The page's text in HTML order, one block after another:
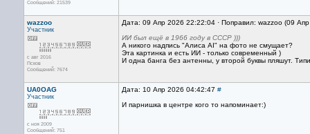
Сообщений: 21539
wazzoo
Участник
с авг 2016
Псков
Сообщений: 7674
Дата: 09 Апр 2026 22:22:04 · Поправил: wazzoo (09
ИИ был ещё в 1966 году в СССР )))
А никого надпись "Алиса AI" на фото не смущает?
Эта картинка и есть ИИ - только современный )
И одна банга без антенны, у второй буквы пляшут.
UA0OAG
Участник
с ноя 2009
Сообщений: 751
Дата: 10 Апр 2026 04:42:47 #
И парнишка в центре кого то напоминает:)